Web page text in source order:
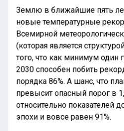
Землю в ближайшие пять
новые температурные
Всемирной
(которая является
того, что как минимум один
2030 способен побить
порядка 86%. А шанс, что
превысит опасный порог в
относительно показателей
эпохи и вовсе равен 91%.